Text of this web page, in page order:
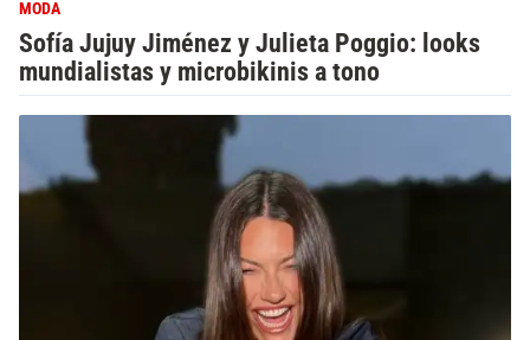
MODA
Sofía Jujuy Jiménez y Julieta Poggio: looks
mundialistas y microbikinis a tono